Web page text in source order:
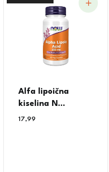
Alfa lipoična
kiselina N...
17,99